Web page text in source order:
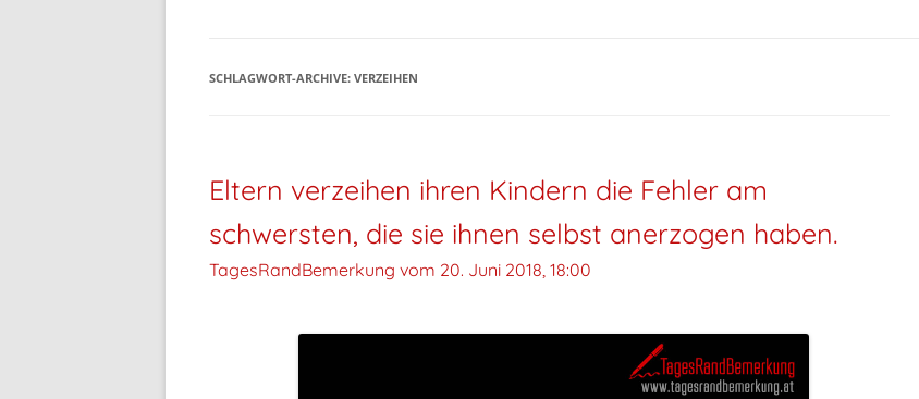
SCHLAGWORT-ARCHIVE: VERZEIHEN
Eltern verzeihen ihren Kindern die Fehler am
schwersten, die sie ihnen selbst anerzogen haben.
TagesRandBemerkung vom 20. Juni 2018, 18:00